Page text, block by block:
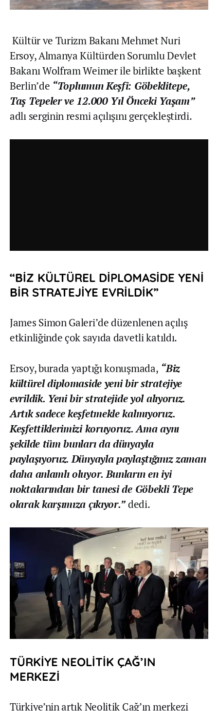
Kültür ve Turizm Bakanı Mehmet Nuri
Ersoy, Almanya Kültürden Sorumlu Devlet
Bakanı Wolfram Weimer ile birlikte başkent
Berlin’de “Toplumun Keşfi: Göbeklitepe,
Taş Tepeler ve 12.000 Yıl Önceki Yaşam”
adlı serginin resmi açılışını gerçekleştirdi.
“BİZ KÜLTÜREL DİPLOMASİDE YENİ
BİR STRATEJİYE EVRİLDİK”
James Simon Galeri’de düzenlenen açılış
etkinliğinde çok sayıda davetli katıldı.
Ersoy, burada yaptığı konuşmada, “Biz
kültürel diplomaside yeni bir stratejiye
evrildik. Yeni bir stratejide yol alıyoruz.
Artık sadece keşfetmekle kalmıyoruz.
Keşfettiklerimizi koruyoruz. Ama aynı
şekilde tüm bunları da dünyayla
paylaşıyoruz. Dünyayla paylaştığınız zaman
daha anlamlı oluyor. Bunların en iyi
noktalarından bir tanesi de Göbekli Tepe
olarak karşımıza çıkıyor.”dedi.
TÜRKİYE NEOLİTİK ÇAĞ’IN
MERKEZİ
Türkiye’nin artık Neolitik Çağ’ın merkezi